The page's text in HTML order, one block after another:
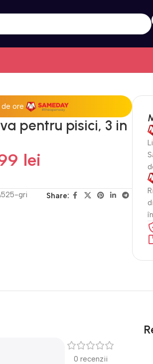
ore
pentru pisici, 3 in
lei
gri Share:
0 recenzii